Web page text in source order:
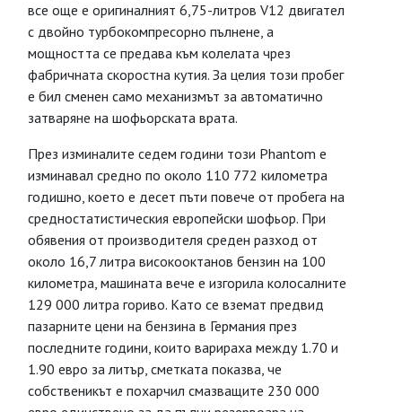
все още е оригиналният 6,75-литров V12 двигател
с двойно турбокомпресорно пълнене, а
мощността се предава към колелата чрез
фабричната скоростна кутия. За целия този пробег
е бил сменен само механизмът за автоматично
затваряне на шофьорската врата.
През изминалите седем години този Phantom е
изминавал средно по около 110 772 километра
годишно, което е десет пъти повече от пробега на
средностатистическия европейски шофьор. При
обявения от производителя среден разход от
около 16,7 литра високооктанов бензин на 100
километра, машината вече е изгорила колосалните
129 000 литра гориво. Като се вземат предвид
пазарните цени на бензина в Германия през
последните години, които варираха между 1.70 и
1.90 евро за литър, сметката показва, че
собственикът е похарчил смазващите 230 000